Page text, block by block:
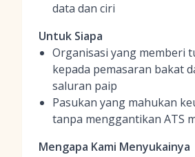
data dan ciri
Untuk Siapa
Organisasi yang memberi
kepada pemasaran bakat
saluran paip
Pasukan yang mahukan
tanpa menggantikan ATS
Mengapa Kami Menyukainya